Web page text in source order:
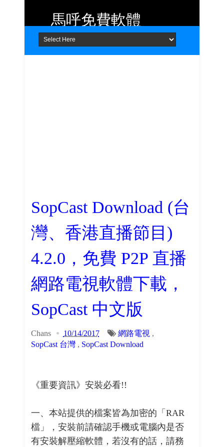
Home About Contact
馬呼免費軟體
提供 Android、iOS 好用的手機應用
程式及 Windows 免費軟體
SopCast Download (台
灣、香港直播節目)
4.2.0，免費 P2P 直播
網路電視軟體下載，
SopCast 中文版
Chans 10/14/2017 網路電視 ,
SopCast 台灣, SopCast Download
《重要資訊》安裝必看!!
一、本站提供的檔案皆為加密的「RAR
檔」，安裝前請確認手機或電腦內是否
有安裝解壓縮軟體，若沒有的話，請務